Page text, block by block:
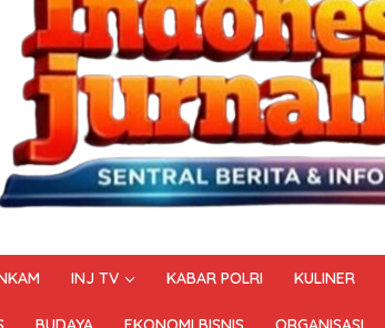
INJ TV KABAR POLRI KULINER